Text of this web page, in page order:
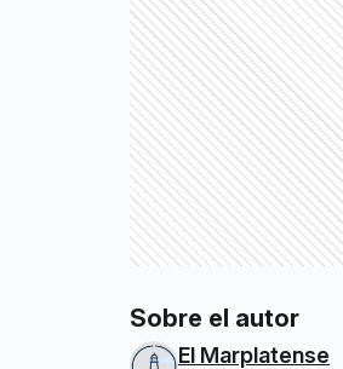
Sobre el autor
El Marplatense